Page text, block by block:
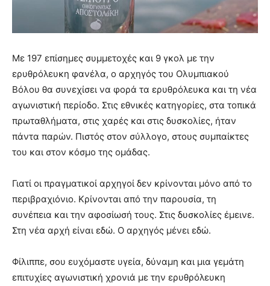
Με 197 επίσημες συμμετοχές και 9 γκολ με την
ερυθρόλευκη φανέλα, ο αρχηγός του Ολυμπιακού
Βόλου θα συνεχίσει να φορά τα ερυθρόλευκα και τη νέα
αγωνιστική περίοδο. Στις εθνικές κατηγορίες, στα τοπικά
πρωταθλήματα, στις χαρές και στις δυσκολίες, ήταν
πάντα παρών. Πιστός στον σύλλογο, στους συμπαίκτες
του και στον κόσμο της ομάδας.
Γιατί οι πραγματικοί αρχηγοί δεν κρίνονται μόνο από το
περιβραχιόνιο. Κρίνονται από την παρουσία, τη
συνέπεια και την αφοσίωσή τους. Στις δυσκολίες έμεινε.
Στη νέα αρχή είναι εδώ. Ο αρχηγός μένει εδώ.
Φίλιππε, σου ευχόμαστε υγεία, δύναμη και μια γεμάτη
επιτυχίες αγωνιστική χρονιά με την ερυθρόλευκη